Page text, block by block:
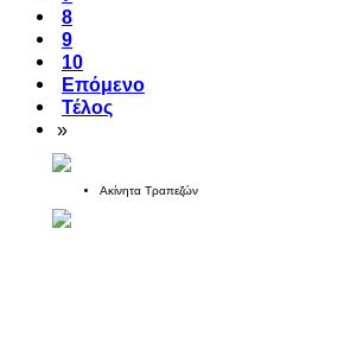
8
9
10
Επόμενο
Τέλος
»
Ακίνητα Τραπεζών